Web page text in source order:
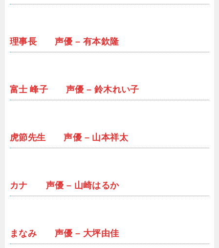
理事長 声優 – 有本欽隆
富士 峰子 声優 – 鈴木れい子
虎節先生 声優 – 山本祥太
カナ 声優 – 山崎はるか
まなみ 声優 – 大坪由佳